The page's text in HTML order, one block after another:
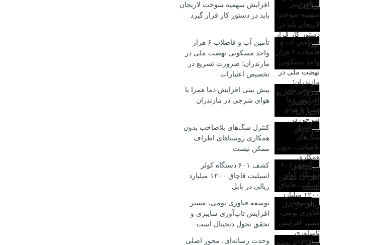
افزایش سهمیه سوخت لاریجان
باید در دستور کار قرار گیرد
تأمین آب و فاضلاب ۶ هزار
واحد مسکونی نهضت ملی در
مازندران؛ ضرورت تسریع در
تخصیص اعتبارات
پیش بینی افزایش دما همرا با
هوای شرجی در مازندران
کنترل سگ‌های بلاصاحب بدون
همکاری روستاهای اطراف
ممکن نیست
کشف ۶۰۱ دستگاه کولر
اسپلیت قاچاق ۱۲۰۰ میلیارد
ریالی در بابل
توسعه فناوری بومی، مسیر
افزایش تاب‌آوری سایبری و
تحقق تحول دیجیتال است
وحدت رسانه‌ای، محور اصلی